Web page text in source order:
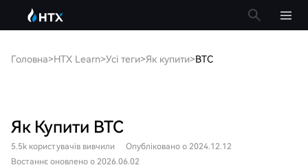
Головна>HTX Learn>Усі теги>Як купити>BTC
Як Купити BTC
5.5k користувачів вивчили
Опубліковано о 2024.12.12
Востаннє оновлено о 2026.06.02